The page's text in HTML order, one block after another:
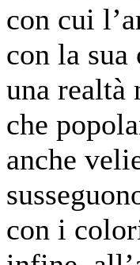
con cui
con la
una realtà
che
anche
con i